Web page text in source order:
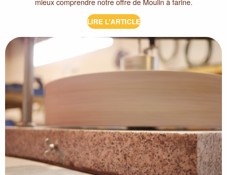
LIRE L'ARTICLE